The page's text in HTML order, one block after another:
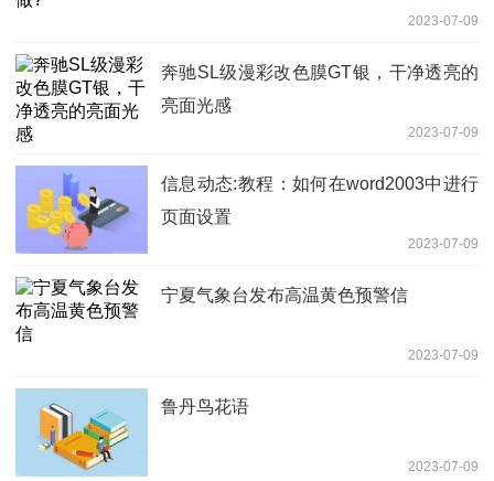
2023-07-09
奔驰SL级漫彩改色膜GT银，干净透亮的
亮面光感
2023-07-09
信息动态:教程：如何在word2003中进行
页面设置
2023-07-09
宁夏气象台发布高温黄色预警信
2023-07-09
鲁丹鸟花语
2023-07-09